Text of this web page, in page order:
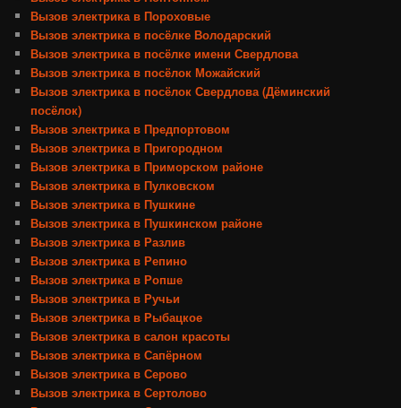
Вызов электрика в Пороховые
Вызов электрика в посёлке Володарский
Вызов электрика в посёлке имени Свердлова
Вызов электрика в посёлок Можайский
Вызов электрика в посёлок Свердлова (Дёминский
посёлок)
Вызов электрика в Предпортовом
Вызов электрика в Пригородном
Вызов электрика в Приморском районе
Вызов электрика в Пулковском
Вызов электрика в Пушкине
Вызов электрика в Пушкинском районе
Вызов электрика в Разлив
Вызов электрика в Репино
Вызов электрика в Ропше
Вызов электрика в Ручьи
Вызов электрика в Рыбацкое
Вызов электрика в салон красоты
Вызов электрика в Сапёрном
Вызов электрика в Серово
Вызов электрика в Сертолово